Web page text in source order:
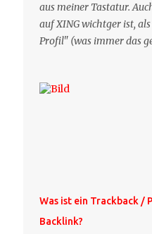
aus meiner Tastatur.
auf XING wichtger ist,
Profil" (was immer das
es jetzt die Profil-Fragen
Weitere Mailangebote
auf meiner XING-Seite
im Blog. Die Profilfragen
Was ist ein Trackback /
Backlink?